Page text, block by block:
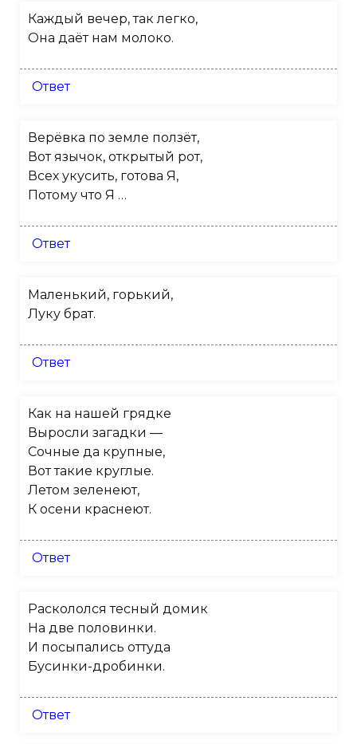
Каждый вечер, так легко,
Она даёт нам молоко.
Ответ
Верёвка по земле ползёт,
Вот язычок, открытый рот,
Всех укусить, готова Я,
Потому что Я …
Ответ
Маленький, горький,
Луку брат.
Ответ
Как на нашей грядке
Выросли загадки —
Сочные да крупные,
Вот такие круглые.
Летом зеленеют,
К осени краснеют.
Ответ
Раскололся тесный домик
На две половинки.
И посыпались оттуда
Бусинки-дробинки.
Ответ